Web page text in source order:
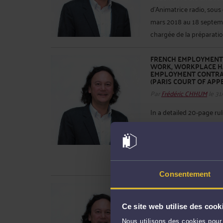
Consentement
Ce site web utilise des
Nous utilisons des cookies
d’Animatrice radio,
mars 2018 au 18
chargée de la
FRENCH
WORK, WORKPLACE
EMPLOYMENT
(PARIS COURT OF
Par Frédéric CHHUMle
In a detailed 20-page
payment of overtime,
LIVE
RÉSILIATION
CONSTRUCTEUR QUI
ParFrédéric CHHUMle 31/